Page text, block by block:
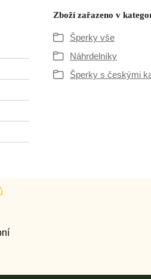
Zboží zařazeno v
Šperky vše
Náhrdelníky
Šperky s českými